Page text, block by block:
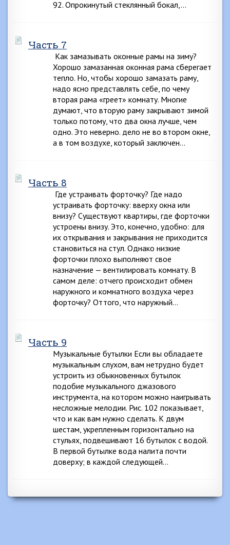
92. Опрокинутый стеклянный бокал,…
Часть 7
Как замазывать оконные рамы на зиму?
Хорошо замазанная оконная рама сберегает
тепло. Но, чтобы хорошо замазать раму,
надо ясно представлять себе, по чему
вторая рама «греет» комнату. Многие
думают, что вторую раму закрывают зимой
только потому, что два окна лучше, чем
одно. Это неверно. дело не во втором окне,
а в том воздухе, который заключен…
Часть 8
Где устраивать форточку? Где надо
устраивать форточку: вверху окна или
внизу? Существуют квартиры, где форточки
устроены внизу. Это, конечно, удобно: для
их открывания и закрывания не приходится
становиться на стул. Однако низкие
форточки плохо выполняют свое
назначение — вентилировать комнату. В
самом деле: отчего происходит обмен
наружного и комнатного воздуха через
форточку? Оттого, что наружный…
Часть 9
Музыкальные бутылки Если вы обладаете
музыкальным слухом, вам нетрудно будет
устроить из обыкновенных бутылок
подобие музыкального джазового
инструмента, на котором можно наигрывать
несложные мелодии. Рис. 102 показывает,
что и как вам нужно сделать. К двум
шестам, укрепленным горизонтально на
стульях, подвешивают 16 бутылок с водой.
В первой бутылке вода налита почти
доверху; в каждой следующей…